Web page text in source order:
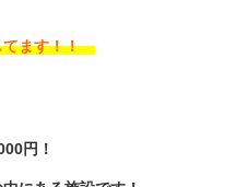
てます！！
円！